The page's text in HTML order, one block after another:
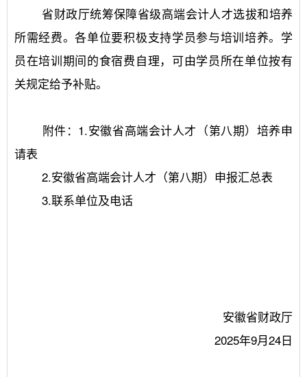
	省财政厅统筹保障省级高端会计人才选拔和培养
所需经费。各单位要积极支持学员参与培训培养。学
员在培训期间的食宿费自理，可由学员所在单位按有
关规定给予补贴。
请表
	2.安徽省高端会计人才（第八期）申报汇总表
	3.联系单位及电话
	 安徽省财政厅
	 2025年9月24日